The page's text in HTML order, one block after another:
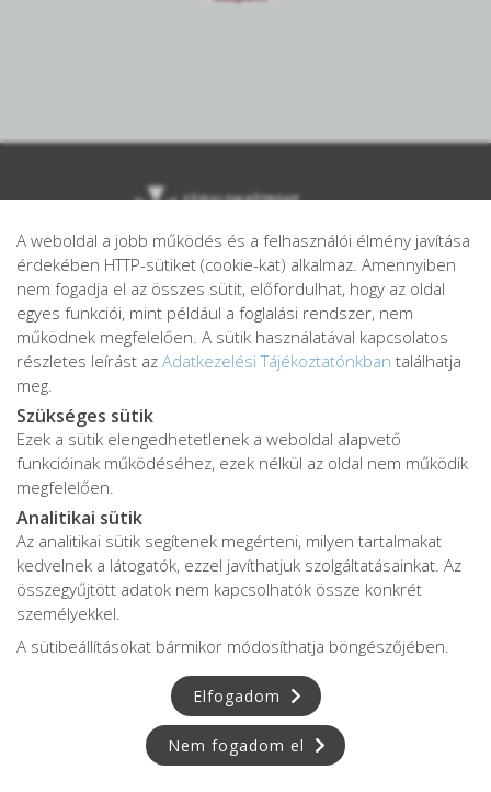
Adatkezelési tájékoztató
Adatvédelmi tájékoztató
ÁSZF
Az oldalon feltüntetett árak az ÁFÁ-t tartalmazzák!
A weboldal a jobb működés és a felhasználói élmény javítása
érdekében HTTP-sütiket (cookie-kat) alkalmaz. Amennyiben
nem fogadja el az összes sütit, előfordulhat, hogy az oldal
egyes funkciói, mint például a foglalási rendszer, nem
működnek megfelelően. A sütik használatával kapcsolatos
részletes leírást az Adatkezelési Tájékoztatónkban találhatja
meg.
Szükséges sütik
Ezek a sütik elengedhetetlenek a weboldal alapvető
funkcióinak működéséhez, ezek nélkül az oldal nem működik
megfelelően.
Analitikai sütik
Az analitikai sütik segítenek megérteni, milyen tartalmakat
kedvelnek a látogatók, ezzel javíthatjuk szolgáltatásainkat. Az
összegyűjtött adatok nem kapcsolhatók össze konkrét
személyekkel.
A sütibeállításokat bármikor módosíthatja böngészőjében.
Elfogadom
Nem fogadom el